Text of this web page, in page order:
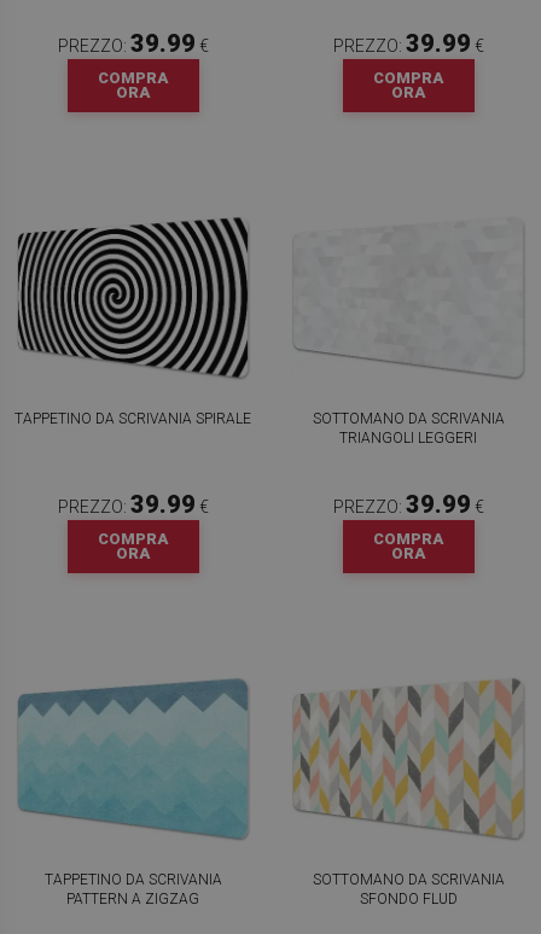
PREZZO: 39.99 €
COMPRA
ORA
PREZZO: 39.99 €
COMPRA
ORA
TAPPETINO DA SCRIVANIA SPIRALE
PREZZO: 39.99 €
COMPRA
ORA
SOTTOMANO DA SCRIVANIA
TRIANGOLI LEGGERI
PREZZO: 39.99 €
COMPRA
ORA
TAPPETINO DA SCRIVANIA
PATTERN A ZIGZAG
SOTTOMANO DA SCRIVANIA
SFONDO FLUD